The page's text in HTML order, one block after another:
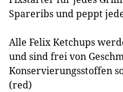
Spareribs und peppt
Alle Felix Ketchups
und sind frei von
Konservierungsstoffen
(red)